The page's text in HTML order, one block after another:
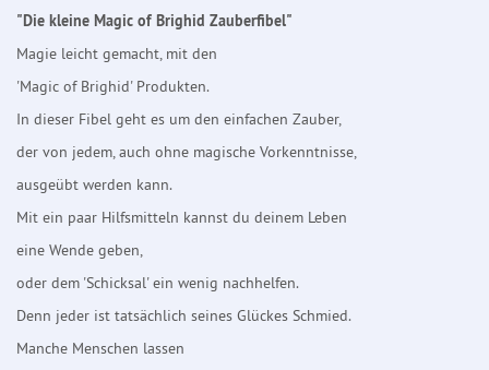
"Die kleine Magic of Brighid Zauberfibel"
Magie leicht gemacht, mit den
'Magic of Brighid' Produkten.
In dieser Fibel geht es um den einfachen Zauber,
der von jedem, auch ohne magische Vorkenntnisse,
ausgeübt werden kann.
Mit ein paar Hilfsmitteln kannst du deinem Leben
eine Wende geben,
oder dem 'Schicksal' ein wenig nachhelfen.
Denn jeder ist tatsächlich seines Glückes Schmied.
Manche Menschen lassen